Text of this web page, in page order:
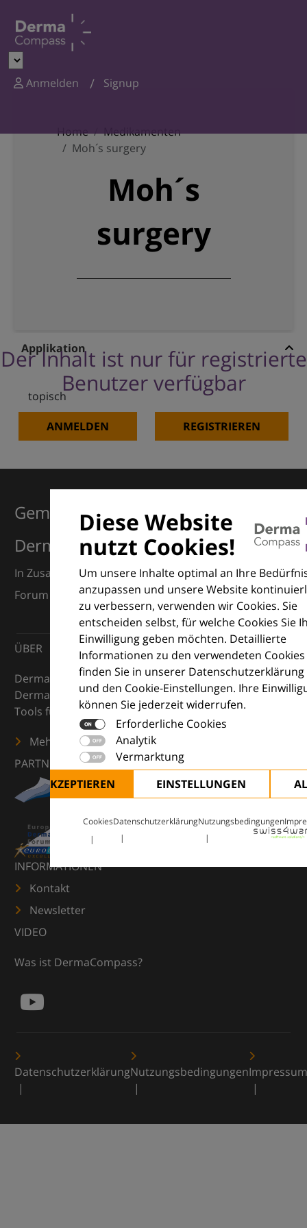
Anmelden Signup
Home
Medikamenten
Moh´s surgery
Moh´s
surgery
Der Inhalt ist nur für registrierte
Benutzer verfügbar
ANMELDEN REGISTRIEREN
Applikation
topisch
Diese Website
nutzt Cookies!
Um unsere Inhalte optimal an Ihre
anzupassen und unsere Website
zu verbessern, verwenden wir Cookies. Sie
entscheiden selbst, für welche Cookies Sie
Einwilligung geben möchten. Detaillierte
Informationen zu den verwendeten Cookies
finden Sie in unserer Datenschutzerklärung
und den Cookie-Einstellungen. Ihre
können Sie jederzeit widerrufen.
Erforderliche Cookies
Analytik
Vermarktung
ALLE AKZEPTIEREN
EINSTELLUNGEN
CookiesDatenschutzerklärungNutzungsbedingungen
Gemeinsam für Exzellenz in der
Dermatologie
In Zusammenarbeit mit dem European Dermatology
Forum (EDF) und Euroderm Excellence
ÜBER
DermaCompass ist Ihr digitaler Kompass für die
Dermatologie – mit Wissen, Bildern und praktischen
Tools für den klinischen Alltag.
Mehr erfahren
PARTNER
INFORMATIONEN
Kontakt
Newsletter
VIDEO
Was ist DermaCompass?
DatenschutzerklärungNutzungsbedingungenImpressum